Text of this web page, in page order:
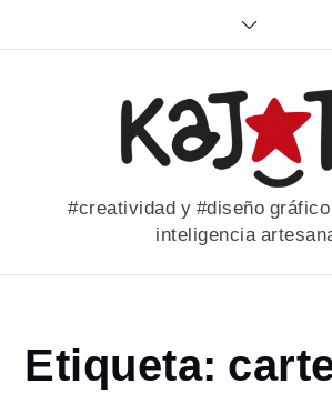
#creatividad y #diseño
inteligencia
Home
portfolio
Etiqueta: